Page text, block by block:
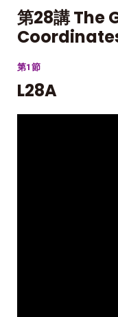
第28講 The
第1節
L28A